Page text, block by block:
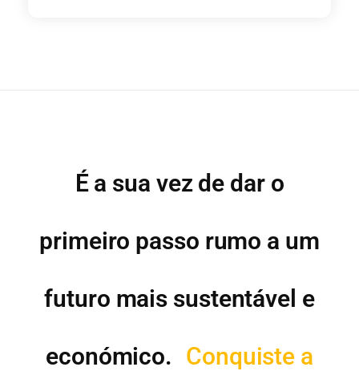
É a sua vez de dar o
primeiro passo rumo a um
futuro mais sustentável e
económico. Conquiste a